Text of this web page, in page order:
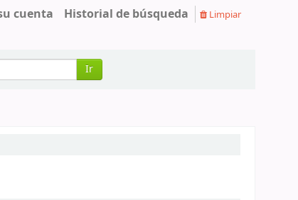
cuenta Historial de búsqueda Limpiar
Ir